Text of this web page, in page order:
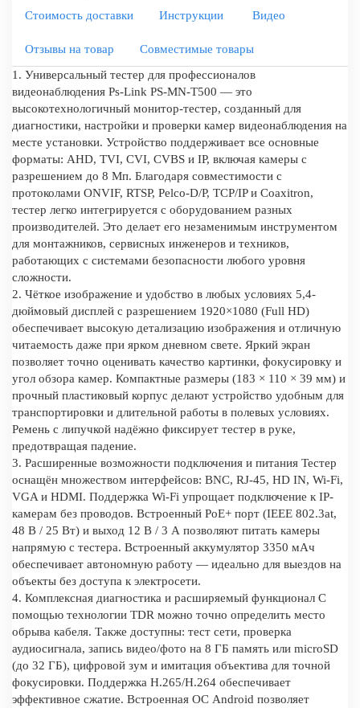
Стоимость доставки Инструкции Видео
Отзывы на товар
Совместимые товары
1. Универсальный тестер для профессионалов
видеонаблюдения Ps-Link PS-MN-T500 — это
высокотехнологичный монитор-тестер, созданный для
диагностики, настройки и проверки камер видеонаблюдения на
месте установки. Устройство поддерживает все основные
форматы: AHD, TVI, CVI, CVBS и IP, включая камеры с
разрешением до 8 Мп. Благодаря совместимости с
протоколами ONVIF, RTSP, Pelco-D/P, TCP/IP и Coaxitron,
тестер легко интегрируется с оборудованием разных
производителей. Это делает его незаменимым инструментом
для монтажников, сервисных инженеров и техников,
работающих с системами безопасности любого уровня
сложности.
2. Чёткое изображение и удобство в любых условиях 5,4-
дюймовый дисплей с разрешением 1920×1080 (Full HD)
обеспечивает высокую детализацию изображения и отличную
читаемость даже при ярком дневном свете. Яркий экран
позволяет точно оценивать качество картинки, фокусировку и
угол обзора камер. Компактные размеры (183 × 110 × 39 мм) и
прочный пластиковый корпус делают устройство удобным для
транспортировки и длительной работы в полевых условиях.
Ремень с липучкой надёжно фиксирует тестер в руке,
предотвращая падение.
3. Расширенные возможности подключения и питания Тестер
оснащён множеством интерфейсов: BNC, RJ-45, HD IN, Wi-Fi,
VGA и HDMI. Поддержка Wi-Fi упрощает подключение к IP-
камерам без проводов. Встроенный PoE+ порт (IEEE 802.3at,
48 В / 25 Вт) и выход 12 В / 3 А позволяют питать камеры
напрямую с тестера. Встроенный аккумулятор 3350 мАч
обеспечивает автономную работу — идеально для выездов на
объекты без доступа к электросети.
4. Комплексная диагностика и расширяемый функционал С
помощью технологии TDR можно точно определить место
обрыва кабеля. Также доступны: тест сети, проверка
аудиосигнала, запись видео/фото на 8 ГБ память или microSD
(до 32 ГБ), цифровой зум и имитация объектива для точной
фокусировки. Поддержка H.265/H.264 обеспечивает
эффективное сжатие. Встроенная ОС Android позволяет